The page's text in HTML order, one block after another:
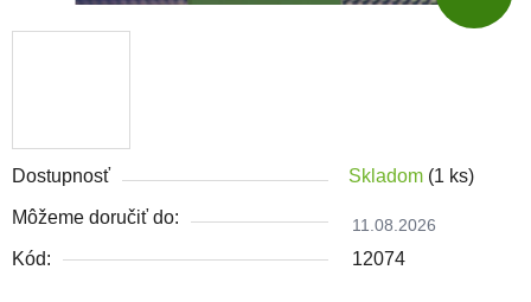
Dostupnosť Skladom (1 ks)
Môžeme doručiť do: 11.08.2026
Kód: 12074